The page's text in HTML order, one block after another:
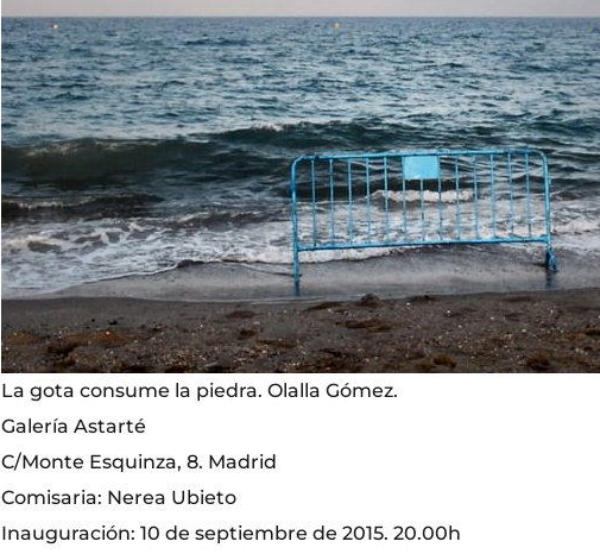
La gota consume la piedra. Olalla Gómez.
Galería Astarté
C/Monte Esquinza, 8. Madrid
Comisaria: Nerea Ubieto
Inauguración: 10 de septiembre de 2015. 20.00h